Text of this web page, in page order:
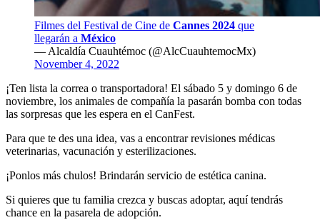
Filmes del Festival de Cine de Cannes 2024 que
llegarán a México
— Alcaldía Cuauhtémoc (@AlcCuauhtemocMx)
November 4, 2022
¡Ten lista la correa o transportadora! El sábado 5 y domingo 6 de
noviembre, los animales de compañía la pasarán bomba con todas
las sorpresas que les espera en el CanFest.
Para que te des una idea, vas a encontrar revisiones médicas
veterinarias, vacunación y esterilizaciones.
¡Ponlos más chulos! Brindarán servicio de estética canina.
Si quieres que tu familia crezca y buscas adoptar, aquí tendrás
chance en la pasarela de adopción.